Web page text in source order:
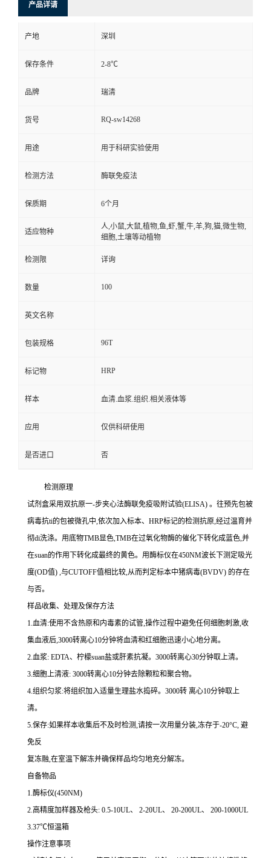
产品详请
产地 深圳
保存条件 2-8℃
品牌 瑞清
货号 RQ-sw14268
用途 用于科研实验使用
检测方法 酶联免疫法
保质期 6个月
适应物种
人,小鼠,大鼠,植物,鱼,虾,蟹,牛,羊,狗,猫,微生物,
细胞,土壤等动植物
检测限 详询
数量 100
英文名称
包装规格 96T
标记物 HRP
样本 血清.血浆.组织.相关液体等
应用 仅供科研使用
是否进口 否
检测原理
试剂盒采用双抗原一-步夹心法酶联免疫吸附试验(ELISA) 。往预先包被
病毒抗ti的包被微孔中,依次加入标本、 HRP标记的检测抗原,经过温育并
彻di洗涤。用底物TMB显色,TMB在过氧化物酶的催化下转化成蓝色,并
在suan的作用下转化成最终的黄色。用酶标仪在450NM波长下测定吸光
度(OD值) ,与CUTOFF值相比较,从而判定标本中猪病毒(BVDV) 的存在
与否。
样品收集、处理及保存方法
1.血清:使用不含热原和内毒素的试管,操作过程中避免任何细胞刺激,收
集血液后,3000转离心10分钟将血清和红细胞迅速小心地分离。
2.血浆: EDTA、柠檬suan盐或肝素抗凝。 3000转离心30分钟取上清。
3.细胞上清液: 3000转离心10分钟去除颗粒和聚合物。
4.组织匀浆:将组织加入适量生理盐水捣碎。 3000转 离心10分钟取上
清。
5.保存:如果样本收集后不及时检测,请按一次用量分装,冻存于-20°C, 避
免反
复冻融,在室温下解冻并确保样品均匀地充分解冻。
自备物品
1.酶标仪(450NM)
2.高精度加样器及枪头: 0.5-10UL、 2-20UL、 20-200UL、 200-1000UL
3.37℃恒温箱
操作注意事项